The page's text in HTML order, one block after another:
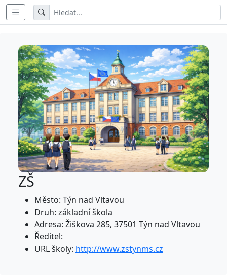
ZŠ
Město: Týn nad Vltavou
Druh: základní škola
Adresa: Žiškova 285, 37501 Týn nad Vltavou
Ředitel:
URL školy: http://www.zstynms.cz